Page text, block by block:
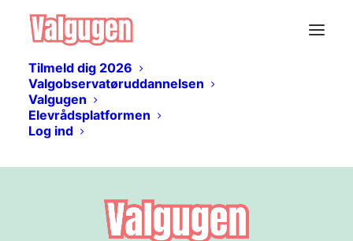
Tilmeld dig 2026
Valgobservatøruddannelsen
Valgugen
Elevrådsplatformen
Log ind